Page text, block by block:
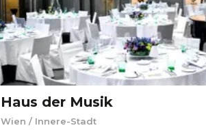
Haus der Musik
Wien / Innere-Stadt